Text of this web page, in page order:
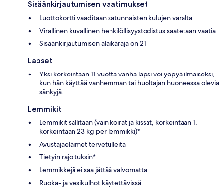
Sisäänkirjautumisen vaatimukset
Luottokortti vaaditaan satunnaisten kulujen varalta
Virallinen kuvallinen henkilöllisyystodistus saatetaan vaatia
Sisäänkirjautumisen alaikäraja on 21
Lapset
Yksi korkeintaan 11 vuotta vanha lapsi voi yöpyä ilmaiseksi,
kun hän käyttää vanhemman tai huoltajan huoneessa olevia
sänkyjä.
Lemmikit
Lemmikit sallitaan (vain koirat ja kissat, korkeintaan 1,
korkeintaan 23 kg per lemmikki)*
Avustajaeläimet tervetulleita
Tietyin rajoituksin*
Lemmikkejä ei saa jättää valvomatta
Ruoka- ja vesikulhot käytettävissä